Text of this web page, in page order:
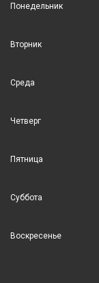
Понедельник
Вторник
Среда
Четверг
Пятница
Суббота
Воскресенье